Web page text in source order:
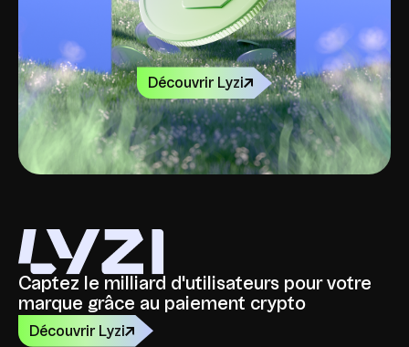
Découvrir Lyzi
Captez le milliard d'utilisateurs pour votre
marque grâce au paiement crypto
Découvrir Lyzi